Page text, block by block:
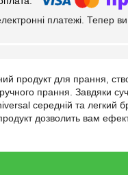
платежі. Тепер
продукт для прання,
прання. Завдяки
середній та
дозволить вам